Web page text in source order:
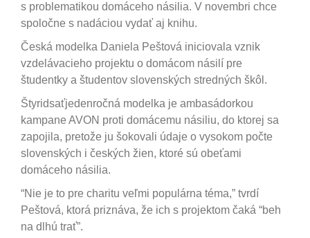
s problematikou domáceho násilia. V novembri chce
spoločne s nadáciou vydať aj knihu.
Česká modelka Daniela Peštová iniciovala vznik
vzdelávacieho projektu o domácom násilí pre
študentky a študentov slovenských stredných škôl.
Štyridsaťjedenročná modelka je ambasádorkou
kampane AVON proti domácemu násiliu, do ktorej sa
zapojila, pretože ju šokovali údaje o vysokom počte
slovenských i českých žien, ktoré sú obeťami
domáceho násilia.
“Nie je to pre charitu veľmi populárna téma,” tvrdí
Peštová, ktorá priznáva, že ich s projektom čaká “beh
na dlhú trať”.